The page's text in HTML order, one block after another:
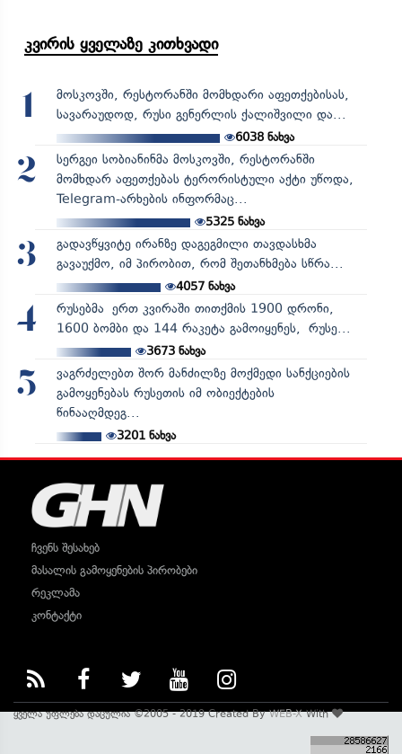
კვირის ყველაზე კითხვადი
1
მოსკოვში, რესტორანში მომხდარი აფეთქებისას,
სავარაუდოდ, რუსი გენერლის ქალიშვილი და...
6038 ნახვა
2
სერგეი სობიანინმა მოსკოვში, რესტორანში
მომხდარ აფეთქებას ტერორისტული აქტი უწოდა,
Telegram-არხების ინფორმაც...
5325ნახვა
3
გადავწყვიტე ირანზე დაგეგმილი თავდასხმა
გავაუქმო, იმ პირობით, რომ შეთანხმება სწრა...
4057ნახვა
4
რუსებმა ერთ კვირაში თითქმის 1900 დრონი,
1600 ბომბი და 144 რაკეტა გამოიყენეს, რუსე...
3673ნახვა
5
ვაგრძელებთ შორ მანძილზე მოქმედი სანქციების
გამოყენებას რუსეთის იმ ობიექტების
წინააღმდეგ...
3201ნახვა
ჩვენს შესახებ
მასალის გამოყენების პირობები
რეკლამა
კონტაქტი
ყველა უფლება დაცულია ©2005 - 2019 Created ByWEB-XWith